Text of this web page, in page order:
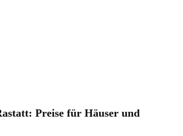
Preise für Häuser und